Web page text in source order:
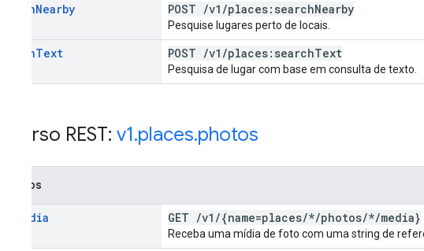
searchNearby POST /v1 /places:searchNearby
Pesquise lugares perto de locais.
searchText POST /v1 /places:searchText
Pesquisa de lugar com base em consulta de texto.
Recurso REST: v1.places.photos
Métodos
Media GET /v1 /{name=places/*/photos/*/media}
Receba uma mídia de foto com uma string de